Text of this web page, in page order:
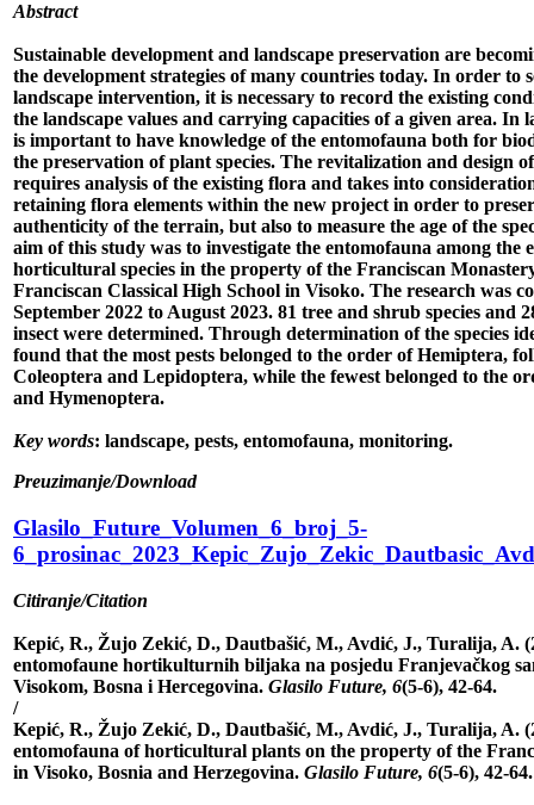
Abstract
Sustainable development and landscape preservation are
the development strategies of many countries today. In order to
landscape intervention, it is necessary to record the existing
the landscape values and carrying capacities of a given area. In
is important to have knowledge of the entomofauna both for
the preservation of plant species. The revitalization and design
requires analysis of the existing flora and takes into
retaining flora elements within the new project in order to
authenticity of the terrain, but also to measure the age of the
aim of this study was to investigate the entomofauna among the
horticultural species in the property of the Franciscan
Franciscan Classical High School in Visoko. The research was
September 2022 to August 2023. 81 tree and shrub species and
insect were determined. Through determination of the species
found that the most pests belonged to the order of Hemiptera,
Coleoptera and Lepidoptera, while the fewest belonged to the
and Hymenoptera.
Key words: landscape, pests, entomofauna, monitoring.
Preuzimanje/Download
Glasilo_Future_Volumen_6_broj_5-
Citiranje/Citation
Kepić, R., Žujo Zekić, D., Dautbašić, M., Avdić, J., Turalija, A.
entomofaune hortikulturnih biljaka na posjedu Franjevačkog
Visokom, Bosna i Hercegovina. Glasilo Future, 6(5-6), 42-64.
/
Kepić, R., Žujo Zekić, D., Dautbašić, M., Avdić, J., Turalija, A.
entomofauna of horticultural plants on the property of the
in Visoko, Bosnia and Herzegovina. Glasilo Future, 6(5-6), 42-64.